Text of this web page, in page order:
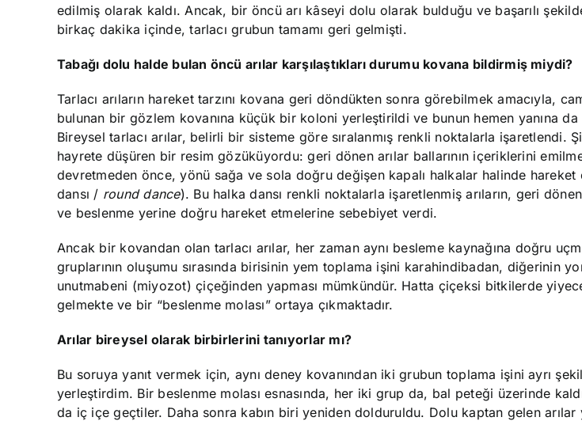
edilmiş olarak kaldı. Ancak, bir öncü arı kâseyi dolu olarak bulduğu ve başarılı
birkaç dakika içinde, tarlacı grubun tamamı geri gelmişti.
Tabağı dolu halde bulan öncü arılar karşılaştıkları durumu kovana bildirmiş miydi?
Tarlacı arıların hareket tarzını kovana geri döndükten sonra görebilmek amacıyla,
bulunan bir gözlem kovanına küçük bir koloni yerleştirildi ve bunun hemen yanına
Bireysel tarlacı arılar, belirli bir sisteme göre sıralanmış renkli noktalarla işaretlendi.
hayrete düşüren bir resim gözüküyordu: geri dönen arılar ballarının içeriklerini
devretmeden önce, yönü sağa ve sola doğru değişen kapalı halkalar halinde hareket
dansı / round dance). Bu halka dansı renkli noktalarla işaretlenmiş arıların, geri
ve beslenme yerine doğru hareket etmelerine sebebiyet verdi.
Ancak bir kovandan olan tarlacı arılar, her zaman aynı besleme kaynağına doğru
gruplarının oluşumu sırasında birisinin yem toplama işini karahindibadan, diğerinin
unutmabeni (miyozot) çiçeğinden yapması mümkündür. Hatta çiçeksi bitkilerde
gelmekte ve bir “beslenme molası” ortaya çıkmaktadır.
Arılar bireysel olarak birbirlerini tanıyorlar mı?
Bu soruya yanıt vermek için, aynı deney kovanından iki grubun toplama işini ayrı
yerleştirdim. Bir beslenme molası esnasında, her iki grup da, bal peteği üzerinde
da iç içe geçtiler. Daha sonra kabın biri yeniden dolduruldu. Dolu kaptan gelen arılar